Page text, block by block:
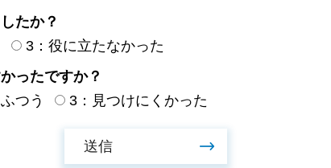
たか？
3：役に立たなかった
ったですか？
つう 3：見つけにくかった